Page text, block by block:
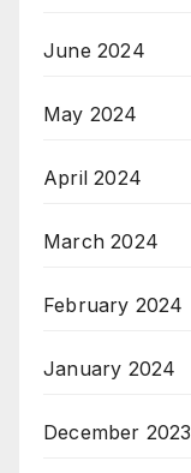
June 2024
May 2024
April 2024
March 2024
February 2024
January 2024
December 2023